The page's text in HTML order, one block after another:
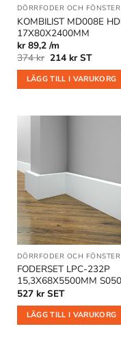
DÖRRFODER OCH
KOMBILIST MD008E
17X80X2400MM
kr 89,2 /m
374kr Det
priset
var:
374 kr.
214 krDet
priset
är:
214 kr.
ST
LÄGG TILL I VARUKORG
DÖRRFODER OCH
FODERSET LPC-232P
15,3X68X5500MM
527 kr SET
LÄGG TILL I VARUKORG